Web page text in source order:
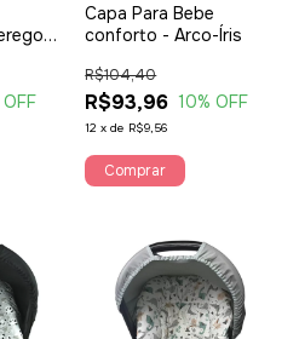
OFF
Capa Para Bebe
conforto - Arco-Íris
R$93,96
R$104,40
10% OFF
12 xde R$9,56
Comprar